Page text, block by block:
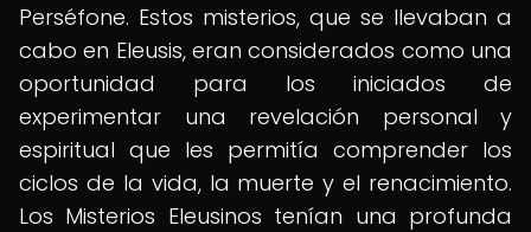
Perséfone. Estos misterios, que se llevaban a
cabo en Eleusis, eran considerados como una
oportunidad para los iniciados de
experimentar una revelación personal y
espiritual que les permitía comprender los
ciclos de la vida, la muerte y el renacimiento.
Los Misterios Eleusinos tenían una profunda